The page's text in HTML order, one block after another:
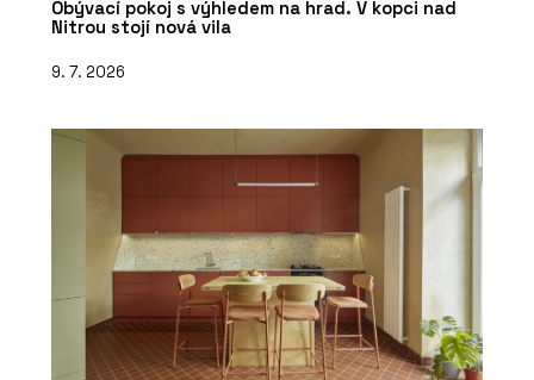
Obývací pokoj s výhledem na hrad. V kopci nad
Nitrou stojí nová vila
9. 7. 2026